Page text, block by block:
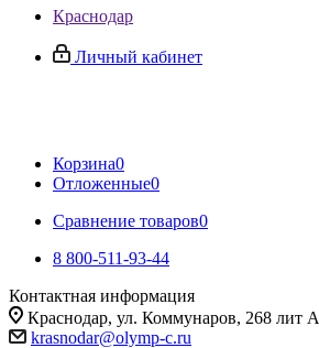
Краснодар
Личный кабинет
Корзина0
Отложенные0
Сравнение товаров0
8 800-511-93-44
Контактная информация
Краснодар, ул. Коммунаров, 268 лит А
krasnodar@olymp-c.ru